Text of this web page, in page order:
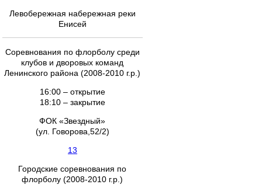
Левобережная набережная реки
Енисей
Соревнования по флорболу среди
клубов и дворовых команд
Ленинского района (2008-2010 г.р.)
16:00 – открытие
18:10 – закрытие
ФОК «Звездный»
(ул. Говорова,52/2)
13
Городские соревнования по
флорболу (2008-2010 г.р.)